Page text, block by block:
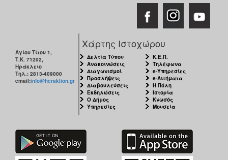
Αγίου Τίτου 1,
Τ.Κ. 71202,
Ηράκλειο
Τηλ.: 2813-409000
email:info@heraklion.gr
Χάρτης Ιστοχώρου
Δελτία Τύπου
Ανακοινώσεις
Διαγωνισμοί
Προσλήψεις
Διαβουλεύσεις
Εκδηλώσεις
Ο Δήμος
Υπηρεσίες
Κ.Ε.Π.
Τηλέφωνα
e-Υπηρεσίες
e-Αιτήματα
Η Πόλη
Ιστορία
Κνωσός
Μουσεία